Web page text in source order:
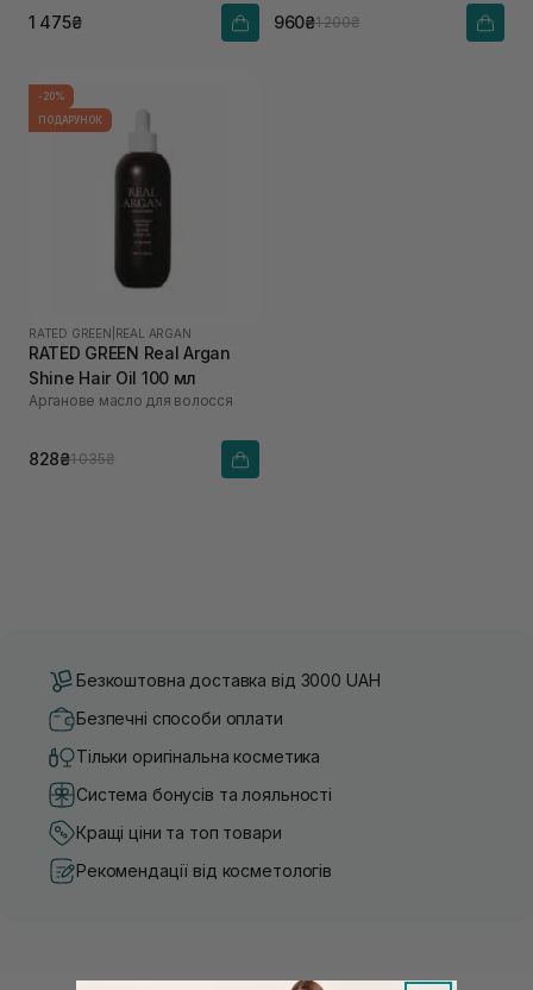
1 475₴ 960₴1 200₴
-20%
ПОДАРУНОК
RATED GREEN REAL ARGAN
RATED GREEN Real Argan
Shine Hair Oil 100 мл
Арганове масло для волосся
828₴1 035₴
Безкоштовна доставка від 3000 UAH
Безпечні способи оплати
Тільки оригінальна косметика
Система бонусів та лояльності
Кращі ціни та топ товари
Рекомендації від косметологів